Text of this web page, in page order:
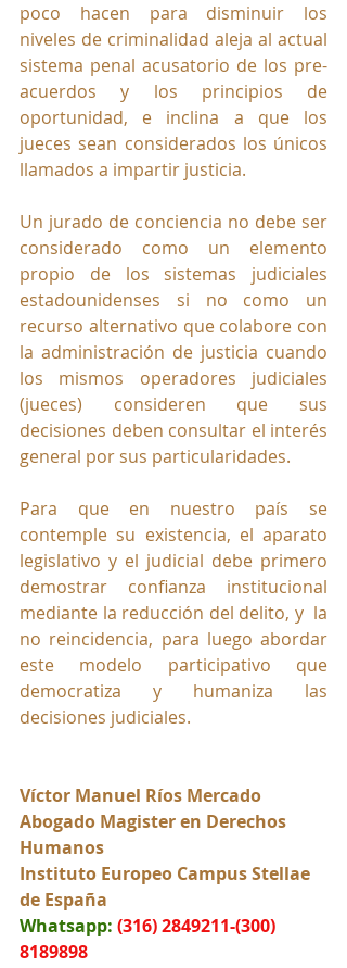
poco hacen para disminuir los
niveles de criminalidad aleja al actual
sistema penal acusatorio de los pre-
acuerdos y los principios de
oportunidad, e inclina a que los
jueces sean considerados los únicos
llamados a impartir justicia.
Un jurado de conciencia no debe ser
considerado como un elemento
propio de los sistemas judiciales
estadounidenses si no como un
recurso alternativo que colabore con
la administración de justicia cuando
los mismos operadores judiciales
(jueces) consideren que sus
decisiones deben consultar el interés
general por sus particularidades.
Para que en nuestro país se
contemple su existencia, el aparato
legislativo y el judicial debe primero
demostrar confianza institucional
mediante la reducción del delito, y  la
no reincidencia, para luego abordar
este modelo participativo que
democratiza y humaniza las
decisiones judiciales.
Víctor Manuel Ríos Mercado
Abogado Magister en Derechos
Humanos
Instituto Europeo Campus Stellae
de España
Whatsapp: (316) 2849211-(300)
8189898